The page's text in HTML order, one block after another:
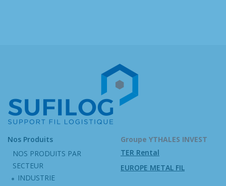
Nos Produits
NOS PRODUITS PAR
SECTEUR
INDUSTRIE
Groupe YTHALES INVEST
TER Rental
EUROPE METAL FIL